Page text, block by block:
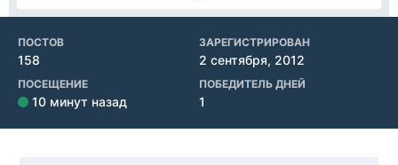
ПОСТОВ
158
ЗАРЕГИСТРИРОВАН
2 сентября, 2012
ПОСЕЩЕНИЕ
10 минут назад
ПОБЕДИТЕЛЬ ДНЕЙ
1